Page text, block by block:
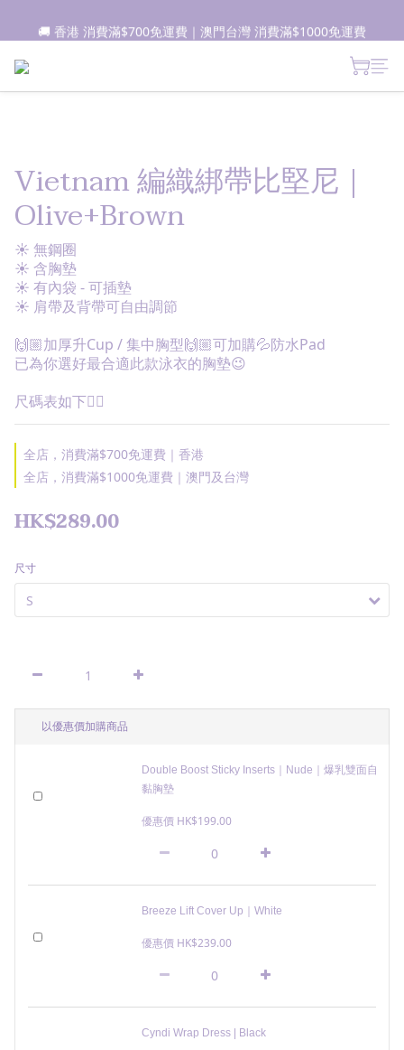
🚚 香港 消費滿$700免運費｜澳門台灣 消費滿$1000免運費
新朋友登記會員即獲$50購物金✨ 點擊了解更多詳情🔎
Vietnam 編織綁帶比堅尼｜
Olive+Brown
☀ 無鋼圈
☀ 含胸墊
☀ 有內袋 - 可插墊
☀ 肩帶及背帶可自由調節
🙌🏼加厚升Cup / 集中胸型🙌🏼可加購💦防水Pad
已為你選好最合適此款泳衣的胸墊😉
尺碼表如下👇🏽
全店，消費滿$700免運費｜香港
全店，消費滿$1000免運費｜澳門及台灣
HK$289.00
尺寸
以優惠價加購商品
Double Boost Sticky Inserts｜Nude｜爆乳雙面自
黏胸墊
優惠價 HK$199.00
Breeze Lift Cover Up｜White
優惠價 HK$239.00
Cyndi Wrap Dress | Black